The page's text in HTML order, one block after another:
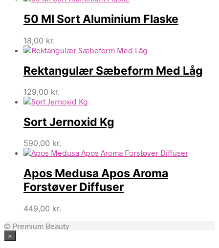
50 Ml Sort Aluminium Flaske
18,00 kr.
Rektangulær Sæbeform Med Låg
129,00 kr.
Sort Jernoxid Kg
590,00 kr.
Apos Medusa Apos Aroma
Forstøver Diffuser
449,00 kr.
© Premium Beauty
×